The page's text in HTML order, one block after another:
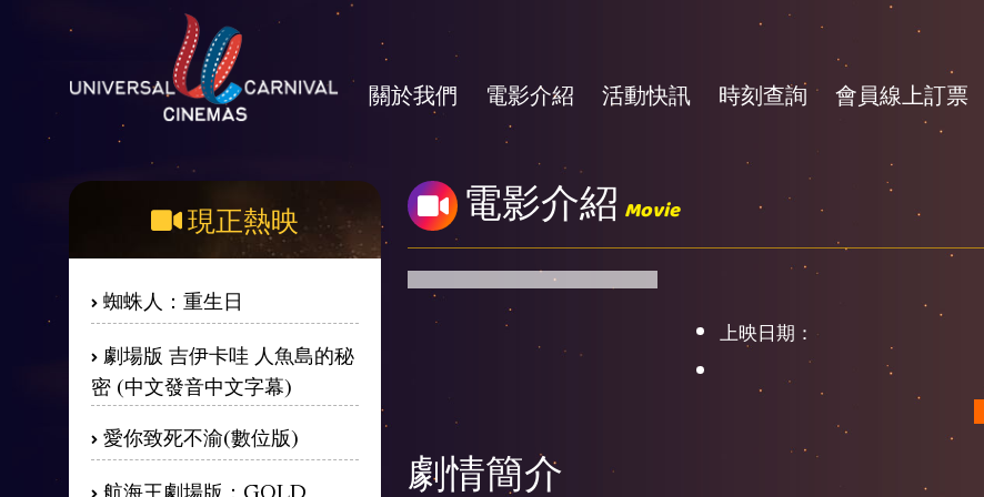
關於我們 電影介紹 活動快訊 時刻查詢 會員線上訂票
現正熱映
蜘蛛人：重生日
劇場版 吉伊卡哇 人魚島的秘
密 (中文發音中文字幕)
愛你致死不渝(數位版)
航海王劇場版：GOLD
電影介紹 Movie
上映日期：
劇情簡介